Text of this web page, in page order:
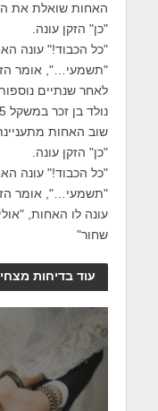
האחות שואלת את
"כן" הזקן עונה.
"כל הכבוד!" עונה
"תשמעי…", אומר
לאחר שנתיים
נולד בן זכר במשקל 3.5 ק"ג, בריא ויפה.
שוב האחות
"כן" הזקן עונה.
"כל הכבוד!" עונה
"תשמעי…", אומר
עונה לו האחות,
שחור"
עוד בדיחות